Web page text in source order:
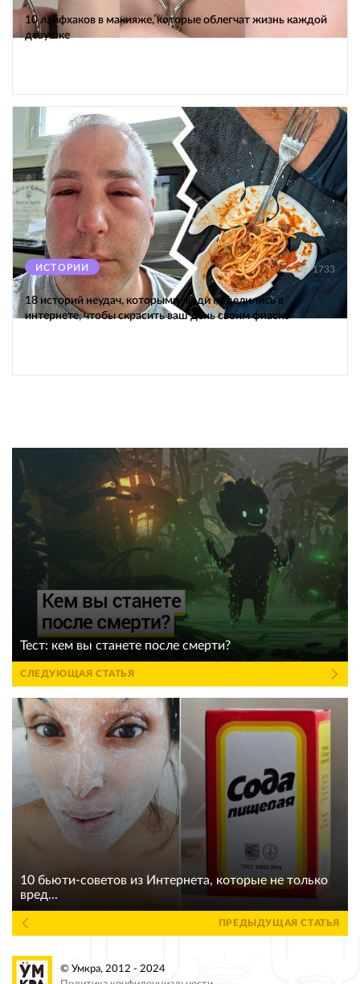
10 лайфхаков в макияже, которые облегчат жизнь каждой
девушке
ИСТОРИИ 1733
18 историй неудач, которыми люди поделились в
интернете, чтобы скрасить ваш день своим фиаско
Тест: кем вы станете после смерти?
СЛЕДУЮЩАЯ СТАТЬЯ
10 бьюти-советов из Интернета, которые не только
вред...
ПРЕДЫДУЩАЯ СТАТЬЯ
© Умкра, 2012 - 2024